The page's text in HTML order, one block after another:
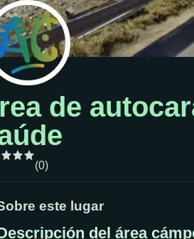
de
(0)
este lugar
del área